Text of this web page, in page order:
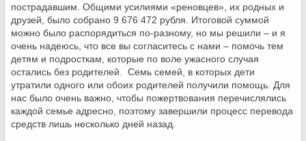
пострадавшим. Общими усилиями «реновцев», их родных и
друзей, было собрано 9 676 472 рубля. Итоговой суммой
можно было распорядиться по-разному, но мы решили – и я
очень надеюсь, что все вы согласитесь с нами – помочь тем
детям и подросткам, которые по воле ужасного случая
остались без родителей. Семь семей, в которых дети
утратили одного или обоих родителей получили помощь. Для
нас было очень важно, чтобы пожертвования перечислялись
каждой семье адресно, поэтому завершили процесс перевода
средств лишь несколько дней назад.